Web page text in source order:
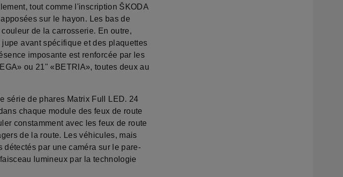
tout comme l'inscription ŠKODA
sur le hayon. Les bas de
de la carrosserie. En outre,
avant spécifique et des plaquettes
imposante est renforcée par les
ou 21" «BETRIA», toutes deux au
série de phares Matrix Full LED. 24
chaque module des feux de route
constamment avec les feux de route
de la route. Les véhicules, mais
par une caméra sur le pare-
lumineux par la technologie